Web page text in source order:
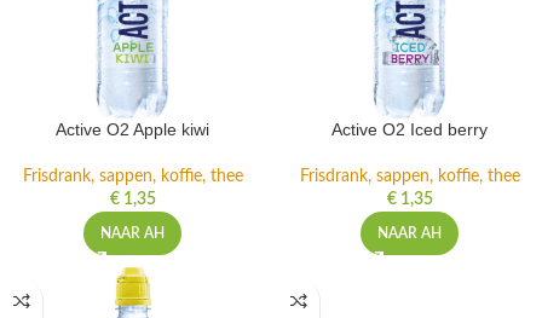
Active O2 Apple kiwi
Frisdrank, sappen, koffie, thee
€1,35
NAAR AH
Active O2 Iced berry
Frisdrank, sappen, koffie, thee
€1,35
NAAR AH